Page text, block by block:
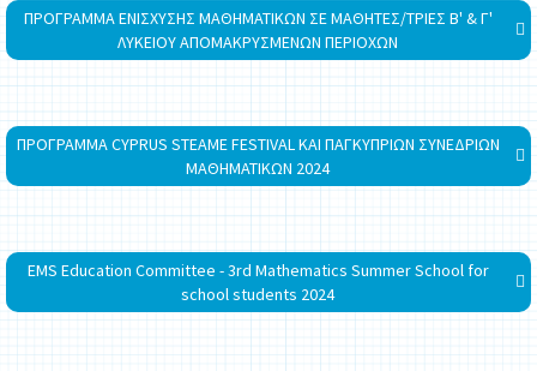
ΠΡΟΓΡΑΜΜΑ ΕΝΙΣΧΥΣΗΣ ΜΑΘΗΜΑΤΙΚΩΝ ΣΕ ΜΑΘΗΤΕΣ/ΤΡΙΕΣ Β' & Γ'
ΛΥΚΕΙΟΥ ΑΠΟΜΑΚΡΥΣΜΕΝΩΝ ΠΕΡΙΟΧΩΝ
ΠΡΟΓΡΑΜΜΑ CYPRUS STEAME FESTIVAL ΚΑΙ ΠΑΓΚΥΠΡΙΩΝ ΣΥΝΕΔΡΙΩΝ
ΜΑΘΗΜΑΤΙΚΩΝ 2024
EMS Education Committee - 3rd Mathematics Summer School for
school students 2024